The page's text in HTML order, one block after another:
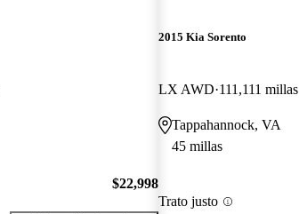
$22,998
2015 Kia Sorento
LX AWD 111,111 millas
Tappahannock, VA
45 millas
Trato justo